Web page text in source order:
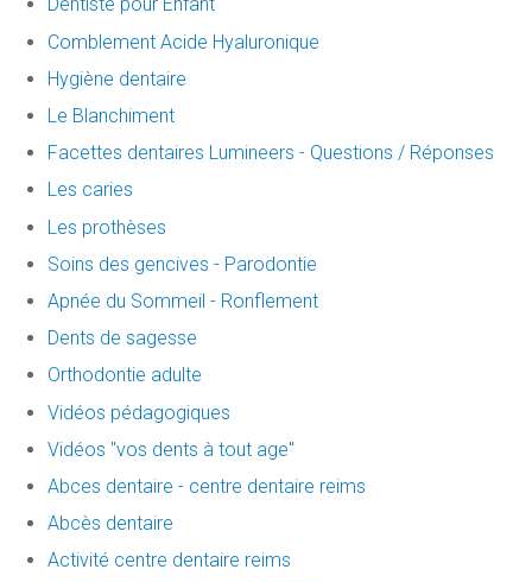
Dentiste pour Enfant
Comblement Acide Hyaluronique
Hygiène dentaire
Le Blanchiment
Facettes dentaires Lumineers - Questions / Réponses
Les caries
Les prothèses
Soins des gencives - Parodontie
Apnée du Sommeil - Ronflement
Dents de sagesse
Orthodontie adulte
Vidéos pédagogiques
Vidéos "vos dents à tout age"
Abces dentaire - centre dentaire reims
Abcès dentaire
Activité centre dentaire reims